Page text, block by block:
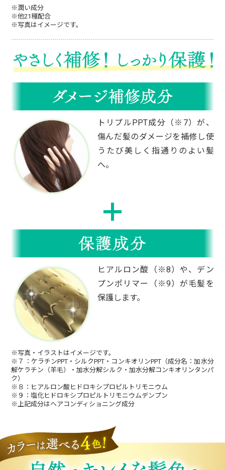
持ちは良くないですが、自然な感じと髪が傷
みにくい感じがきにいっています。
髪や地肌に優しいカラートリートメントを
色々試してきましたが、納得いくものがなか
なか見つかりませんでした。
利尻ヘアカラートリートメントは地肌や髪に
優しい使い心地で、色付きが良く大満足で
す！このお値段なら定期購入で長く続けられ
そうです。
40代女性
た。最初は半信半疑でした。
手が染まらないトリートメントができたらい
改良を心から願います。
60代女性
とても簡単で気に入りました♪
ツンとした臭いがない。
サラサラツヤツヤに。
指通りが滑らかで今まで使ったカラートリー
トメントの中で一番よく染まりました♪
毎月美容院へ行っていましたが、行かなくな
り時間も取らなくてよく節約できてうれしい
60代女性
お風呂でシャンプーの後に、説明書どおりの
※潤い成分
※他21種配合
※写真はイメージです。
トリプルPPT成分（※7）が、
傷んだ髪のダメージを補修し使
うたび美しく指通りのよい髪
へ。
ヒアルロン酸（※8）や、デン
プンポリマー（※9）が毛髪を
保護します。
※写真・イラストはイメージです。
※７：ケラチンPPT・シルクPPT・コンキオリンPPT（成分名：加水分
解ケラチン（羊毛）・加水分解シルク・加水分解コンキオリンタンパ
ク）
※８：ヒアルロン酸ヒドロキシプロピルトリモニウム
※９：塩化ヒドロキシプロピルトリモニウムデンプン
※上記成分はヘアコンディショニング成分